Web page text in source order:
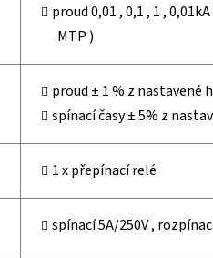
proud 0,01 , 0,1 , 1 ,
MTP )
proud ± 1 % z nastavené
spínací časy ± 5% z
1 x přepínací relé
spínací 5A/250V ,